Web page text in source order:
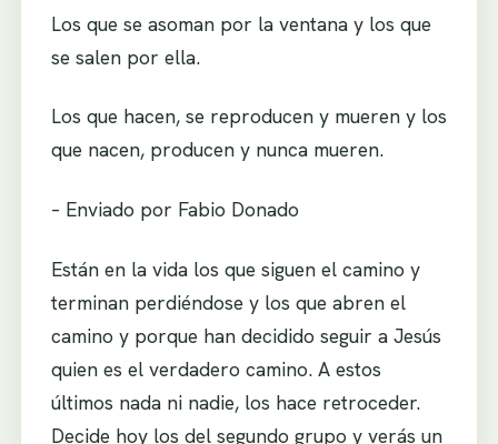
Los que se asoman por la ventana y los que
se salen por ella.
Los que hacen, se reproducen y mueren y los
que nacen, producen y nunca mueren.
– Enviado por Fabio Donado
Están en la vida los que siguen el camino y
terminan perdiéndose y los que abren el
camino y porque han decidido seguir a Jesús
quien es el verdadero camino. A estos
últimos nada ni nadie, los hace retroceder.
Decide hoy los del segundo grupo y verás un